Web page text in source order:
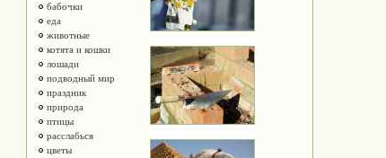
бабочки
еда
животные
котята и кошки
лошади
подводный мир
праздник
природа
птицы
расслабься
цветы